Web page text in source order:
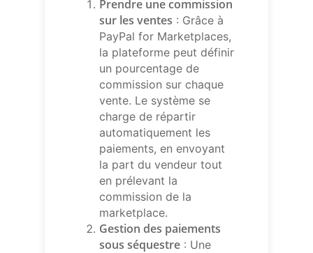
Prendre une commission
sur les ventes : Grâce à
PayPal for Marketplaces,
la plateforme peut définir
un pourcentage de
commission sur chaque
vente. Le système se
charge de répartir
automatiquement les
paiements, en envoyant
la part du vendeur tout
en prélevant la
commission de la
marketplace.
Gestion des paiements
sous séquestre : Une